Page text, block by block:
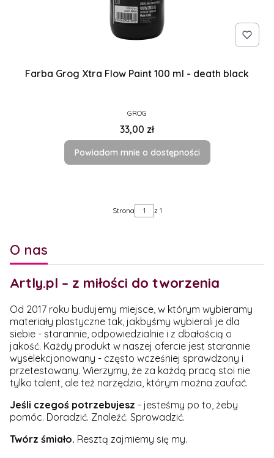
Farba Grog Xtra Flow Paint 100 ml - death black
PRODUCENT
GROG
Cena
33,00 zł
Powiadom mnie o dostępności
Strona z 1
O nas
Artly.pl – z miłości do tworzenia
Od 2017 roku budujemy miejsce, w którym wybieramy
materiały plastyczne tak, jakbyśmy wybierali je dla
siebie - starannie, odpowiedzialnie i z dbałością o
jakość. Każdy produkt w naszej ofercie jest starannie
wyselekcjonowany - często wcześniej sprawdzony i
przetestowany. Wierzymy, że za każdą pracą stoi nie
tylko talent, ale też narzędzia, którym można zaufać.
Jeśli czegoś potrzebujesz - jesteśmy po to, żeby
pomóc. Doradzić. Znaleźć. Sprowadzić.
Twórz śmiało. Resztą zajmiemy się my.